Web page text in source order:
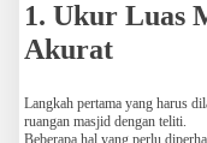
1. Ukur Luas
Akurat
Langkah pertama yang harus
ruangan masjid dengan teliti.
Beberapa hal yang perlu